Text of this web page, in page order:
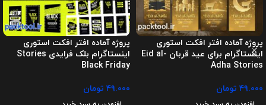
پروژه آماده افتر افکت استوری
اینستاگرام برای عید قربان Eid al-
Adha Stories
۴۹.۰۰۰ تومان
پروژه آماده افتر افکت استوری
اینستاگرام بلک فرایدی Stories
Black Friday
۴۹.۰۰۰ تومان